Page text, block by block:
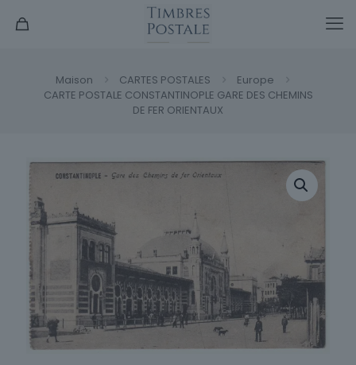
Maison CARTES POSTALES
Europe
CARTE POSTALE CONSTANTINOPLE GARE DES CHEMINS
DE FER ORIENTAUX